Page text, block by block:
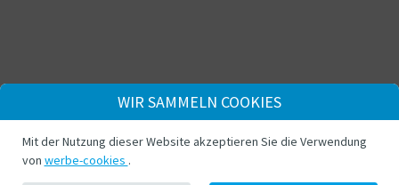
WIR SAMMELN COOKIES
Mit der Nutzung dieser Website akzeptieren Sie die Verwendung
von werbe-cookies .